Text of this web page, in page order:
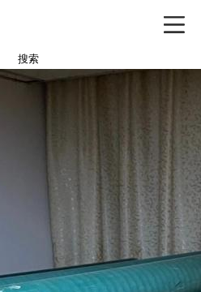
搜索